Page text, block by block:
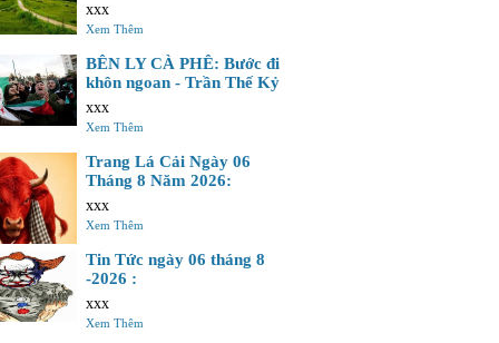
xxx
Xem Thêm
BÊN LY CÀ PHÊ: Bước đi
khôn ngoan - Trần Thế Kỷ
xxx
Xem Thêm
Trang Lá Cải Ngày 06
Tháng 8 Năm 2026:
xxx
Xem Thêm
Tin Tức ngày 06 tháng 8
-2026 :
xxx
Xem Thêm